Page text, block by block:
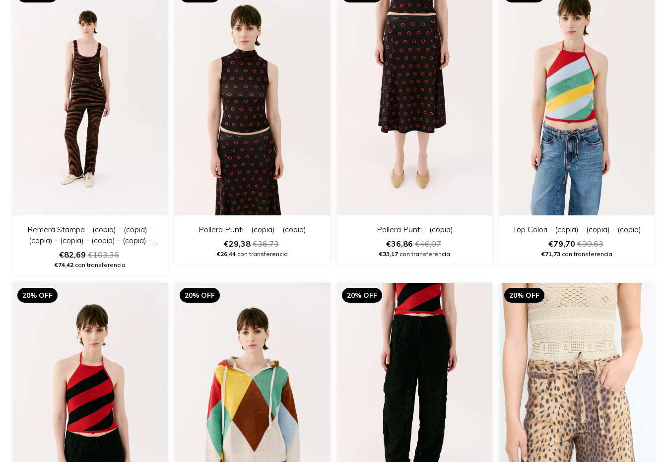
Remera Stampa - (copia) - (copia) -
(copia) - (copia) - (copia) - (copia) -
(copia)
€82,69€103,36
€74,42 con transferencia
Pollera Punti - (copia) - (copia)
€29,38€36,73
€26,44 con transferencia
Pollera Punti - (copia)
€36,86€46,07
€33,17 con transferencia
Top Colori - (copia) - (copia) - (copia)
€79,70€99,63
€71,73 con transferencia
20% OFF 20% OFF 20% OFF 20% OFF